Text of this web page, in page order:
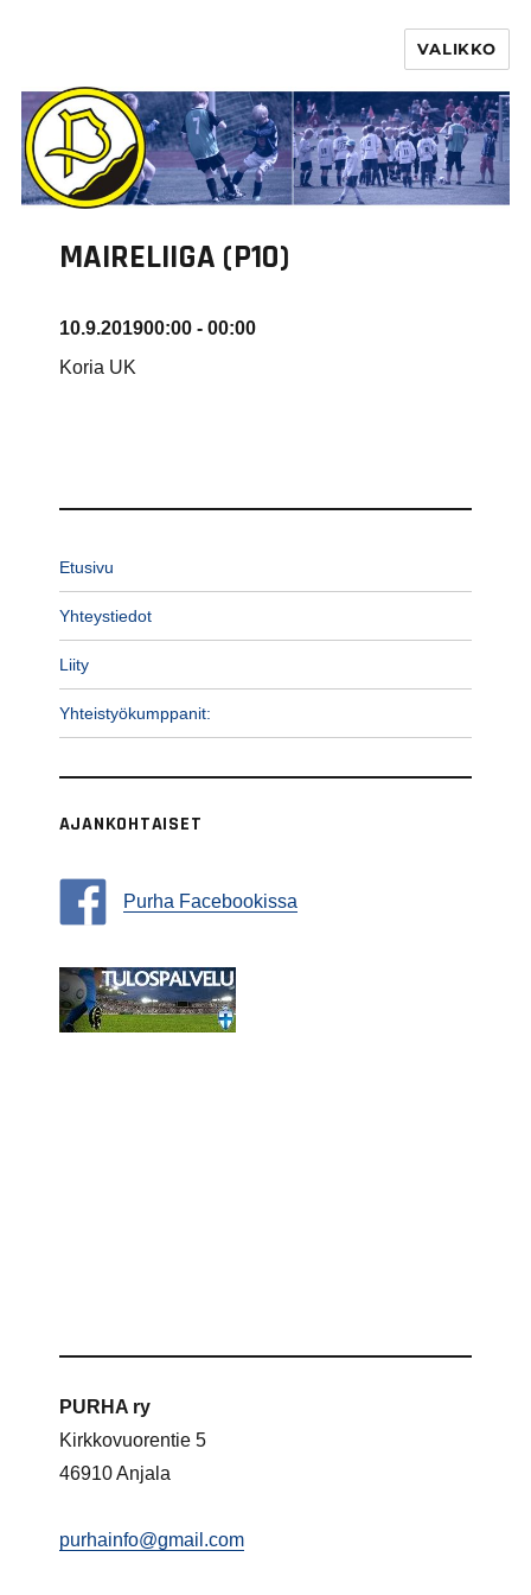
VALIKKO
MAIRELIIGA (P10)
10.9.201900:00 - 00:00
Koria UK
Etusivu
Yhteystiedot
Liity
Yhteistyökumppanit:
AJANKOHTAISET
Purha Facebookissa
PURHA ry
Kirkkovuorentie 5
46910 Anjala
purhainfo@gmail.com